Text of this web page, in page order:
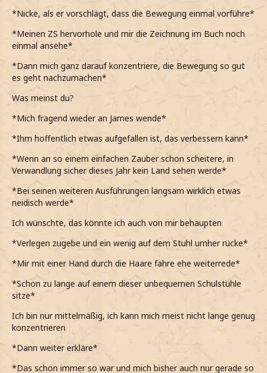
*Nicke, als er vorschlägt, dass die Bewegung einmal vorführe*
*Meinen ZS hervorhole und mir die Zeichnung im Buch noch
einmal ansehe*
*Dann mich ganz darauf konzentriere, die Bewegung so gut
es geht nachzumachen*
Was meinst du?
*Mich fragend wieder an James wende*
*Ihm hoffentlich etwas aufgefallen ist, das verbessern kann*
*Wenn an so einem einfachen Zauber schon scheitere, in
Verwandlung sicher dieses Jahr kein Land sehen werde*
*Bei seinen weiteren Ausführungen langsam wirklich etwas
neidisch werde*
Ich wünschte, das könnte ich auch von mir behaupten
*Verlegen zugebe und ein wenig auf dem Stuhl umher rücke*
*Mir mit einer Hand durch die Haare fahre ehe weiterrede*
*Schon zu lange auf einem dieser unbequemen Schulstühle
sitze*
Ich bin nur mittelmäßig, ich kann mich meist nicht lange genug
konzentrieren
*Dann weiter erkläre*
*Das schon immer so war und mich bisher auch nur gerade so